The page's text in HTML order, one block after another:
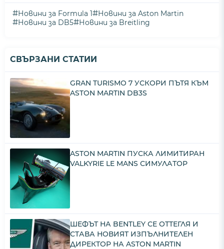
#Новини за Formula 1#Новини за Aston Martin
#Новини за DB5#Новини за Breitling
СВЪРЗАНИ СТАТИИ
GRAN TURISMO 7 УСКОРИ ПЪТЯ КЪМ
ASTON MARTIN DB3S
ASTON MARTIN ПУСКА ЛИМИТИРАН
VALKYRIE LE MANS СИМУЛАТОР
ШЕФЪТ НА BENTLEY СЕ ОТТЕГЛЯ И
СТАВА НОВИЯТ ИЗПЪЛНИТЕЛЕН
ДИРЕКТОР НА ASTON MARTIN